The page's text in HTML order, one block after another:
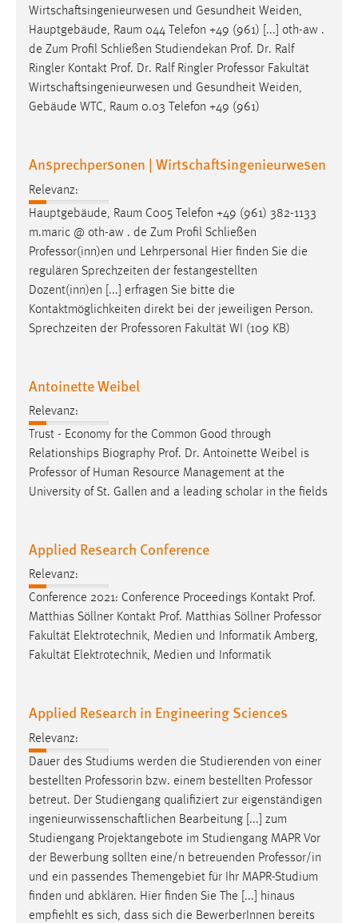
Wirtschaftsingenieurwesen und Gesundheit Weiden,
Hauptgebäude, Raum 044 Telefon +49 (961) [...] oth-aw .
de Zum Profil Schließen Studiendekan Prof. Dr. Ralf
Ringler Kontakt Prof. Dr. Ralf Ringler Professor Fakultät
Wirtschaftsingenieurwesen und Gesundheit Weiden,
Gebäude WTC, Raum 0.03 Telefon +49 (961)
Ansprechpersonen | Wirtschaftsingenieurwesen
Relevanz:
Hauptgebäude, Raum C005 Telefon +49 (961) 382-1133
m.maric @ oth-aw . de Zum Profil Schließen
Professor(inn)en und Lehrpersonal Hier finden Sie die
regulären Sprechzeiten der festangestellten
Dozent(inn)en [...] erfragen Sie bitte die
Kontaktmöglichkeiten direkt bei der jeweiligen Person.
Sprechzeiten der Professoren Fakultät WI (109 KB)
Antoinette Weibel
Relevanz:
Trust - Economy for the Common Good through
Relationships Biography Prof. Dr. Antoinette Weibel is
Professor of Human Resource Management at the
University of St. Gallen and a leading scholar in the fields
Applied Research Conference
Relevanz:
Conference 2021: Conference Proceedings Kontakt Prof.
Matthias Söllner Kontakt Prof. Matthias Söllner Professor
Fakultät Elektrotechnik, Medien und Informatik Amberg,
Fakultät Elektrotechnik, Medien und Informatik
Applied Research in Engineering Sciences
Relevanz:
Dauer des Studiums werden die Studierenden von einer
bestellten Professorin bzw. einem bestellten Professor
betreut. Der Studiengang qualifiziert zur eigenständigen
ingenieurwissenschaftlichen Bearbeitung [...] zum
Studiengang Projektangebote im Studiengang MAPR Vor
der Bewerbung sollten eine/n betreuenden Professor/in
und ein passendes Themengebiet für Ihr MAPR-Studium
finden und abklären. Hier finden Sie The [...] hinaus
empfiehlt es sich, dass sich die BewerberInnen bereits